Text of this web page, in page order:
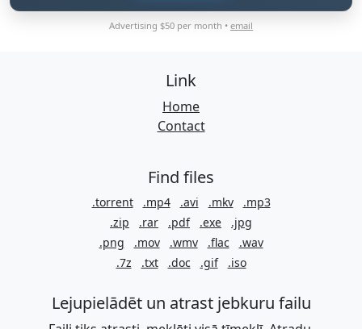
Advertising $50 per month • email
Link
Home
Contact
Find files
.torrent .mp4 .avi .mkv
.mp3
.zip
.rar .pdf .exe
.jpg
.png
.mov .wmv .flac
.wav
.7z
.txt .doc .gif .iso
Lejupielādēt un atrast jebkuru failu